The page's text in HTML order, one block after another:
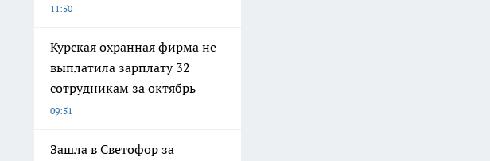
11:50
Курская охранная фирма не
выплатила зарплату 32
сотрудникам за октябрь
09:51
Зашла в Светофор за